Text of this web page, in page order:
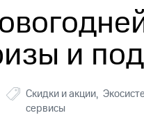
и
Скидки и акции
сервисы